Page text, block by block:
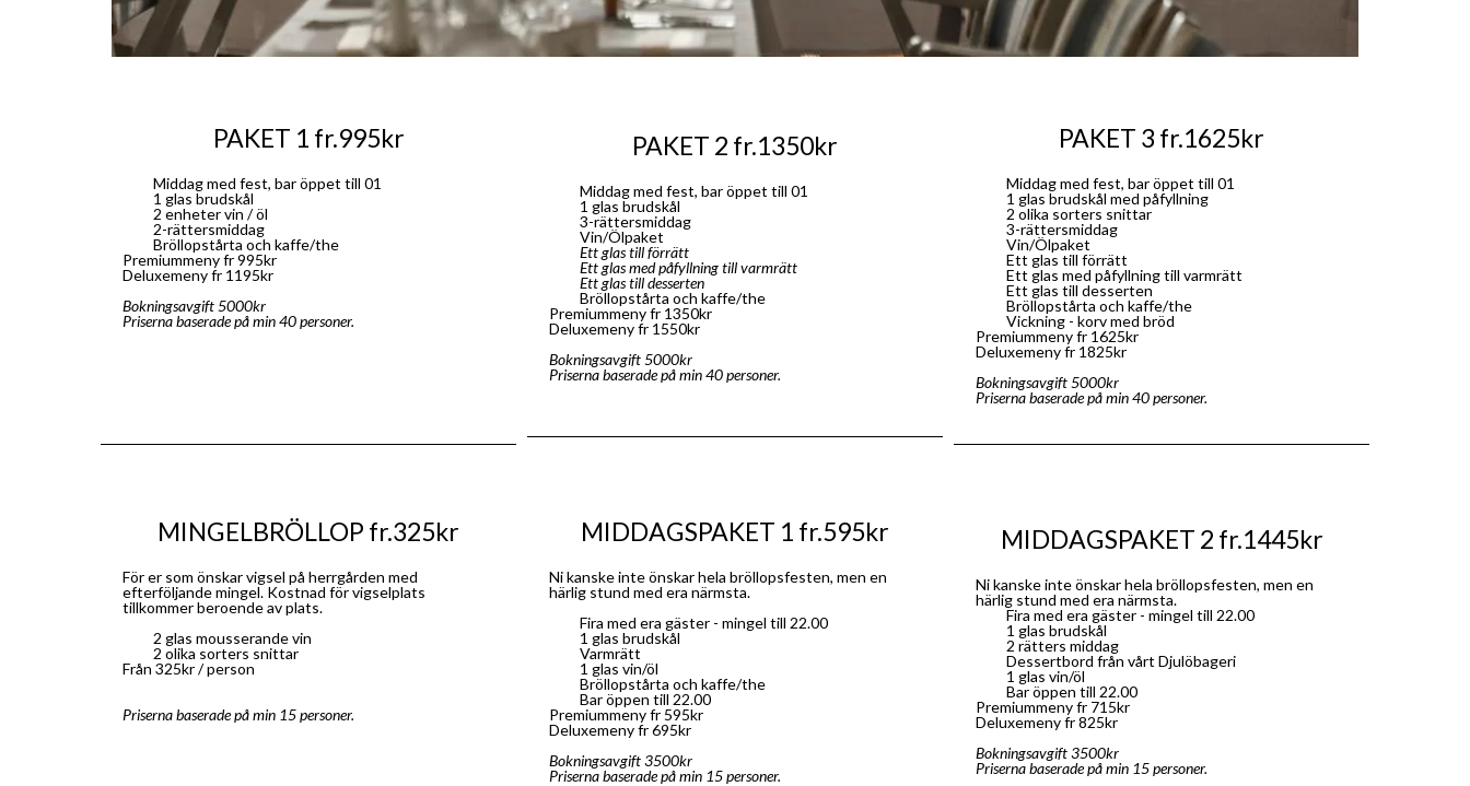
PAKET 1 fr.995kr
Middag med fest, bar öppet till 01
1 glas brudskål
2 enheter vin / öl
2-rättersmiddag
Bröllopstårta och kaffe/the
Premiummeny fr 995kr
Deluxemeny fr 1195kr
Bokningsavgift 5000kr
Priserna baserade på min 40 personer.
PAKET 2 fr.1350kr
Middag med fest, bar öppet till 01
1 glas brudskål
3-rättersmiddag
Vin/Ölpaket
Ett glas till förrätt
Ett glas med påfyllning till varmrätt
Ett glas till desserten
Bröllopstårta och kaffe/the
Premiummeny fr 1350kr
Deluxemeny fr 1550kr
Bokningsavgift 5000kr
Priserna baserade på min 40 personer.
PAKET 3 fr.1625kr
Middag med fest, bar öppet till 01
1 glas brudskål med påfyllning
2 olika sorters snittar
3-rättersmiddag
Vin/Ölpaket
Ett glas till förrätt
Ett glas med påfyllning till varmrätt
Ett glas till desserten
Bröllopstårta och kaffe/the
Vickning - korv med bröd
Premiummeny fr 1625kr
Deluxemeny fr 1825kr
Bokningsavgift 5000kr
Priserna baserade på min 40 personer.
MINGELBRÖLLOP fr.325kr
För er som önskar vigsel på herrgården med
efterföljande mingel. Kostnad för vigselplats
tillkommer beroende av plats.
2 glas mousserande vin
2 olika sorters snittar
Från 325kr / person
Priserna baserade på min 15 personer.
MIDDAGSPAKET 1 fr.595kr
Ni kanske inte önskar hela bröllopsfesten, men en
härlig stund med era närmsta.
Fira med era gäster - mingel till 22.00
1 glas brudskål
Varmrätt
1 glas vin/öl
Bröllopstårta och kaffe/the
Bar öppen till 22.00
Premiummeny fr 595kr
Deluxemeny fr 695kr
Bokningsavgift 3500kr
Priserna baserade på min 15 personer.
MIDDAGSPAKET 2 fr.1445kr
Ni kanske inte önskar hela bröllopsfesten, men en
härlig stund med era närmsta.
Fira med era gäster - mingel till 22.00
1 glas brudskål
2 rätters middag
Dessertbord från vårt Djulöbageri
1 glas vin/öl
Bar öppen till 22.00
Premiummeny fr 715kr
Deluxemeny fr 825kr
Bokningsavgift 3500kr
Priserna baserade på min 15 personer.